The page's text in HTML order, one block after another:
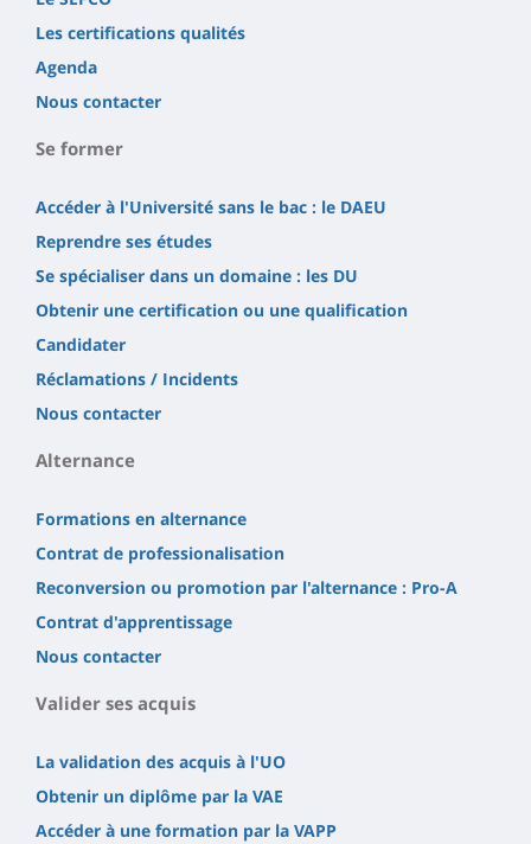
Les certifications qualités
Agenda
Nous contacter
Se former
Accéder à l'Université sans le bac : le DAEU
Reprendre ses études
Se spécialiser dans un domaine : les DU
Obtenir une certification ou une qualification
Candidater
Réclamations / Incidents
Nous contacter
Alternance
Formations en alternance
Contrat de professionalisation
Reconversion ou promotion par l'alternance : Pro-A
Contrat d'apprentissage
Nous contacter
Valider ses acquis
La validation des acquis à l'UO
Obtenir un diplôme par la VAE
Accéder à une formation par la VAPP